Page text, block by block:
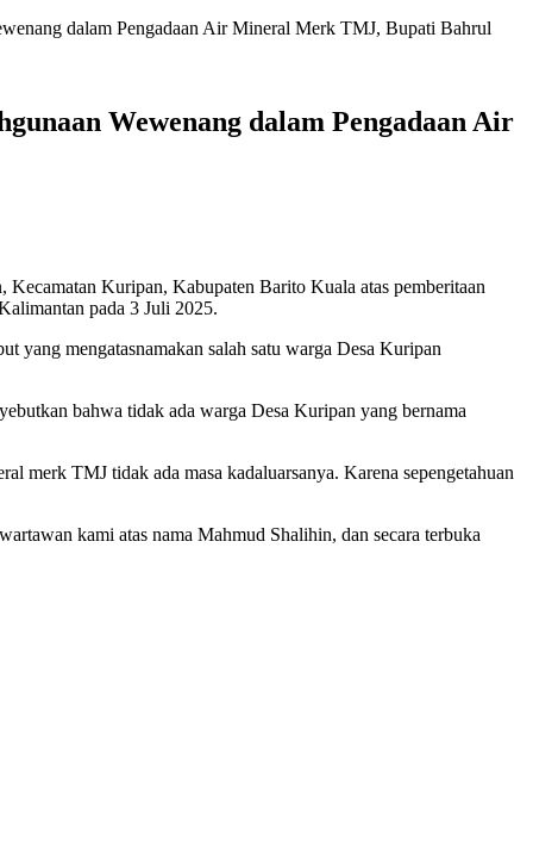
dalam Pengadaan Air Mineral Merk TMJ, Bupati Bahrul
Wewenang dalam Pengadaan Air
Kuripan, Kabupaten Barito Kuala atas pemberitaan
pada 3 Juli 2025.
yang mengatasnamakan salah satu warga Desa Kuripan
bahwa tidak ada warga Desa Kuripan yang bernama
merk TMJ tidak ada masa kadaluarsanya. Karena sepengetahuan
kami atas nama Mahmud Shalihin, dan secara terbuka